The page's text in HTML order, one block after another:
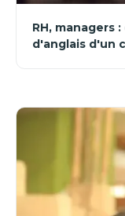
RH, managers
d'anglais d'un